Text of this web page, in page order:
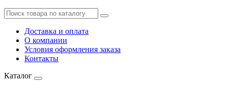
Доставка и оплата
О компании
Условия оформления заказа
Контакты
Каталог